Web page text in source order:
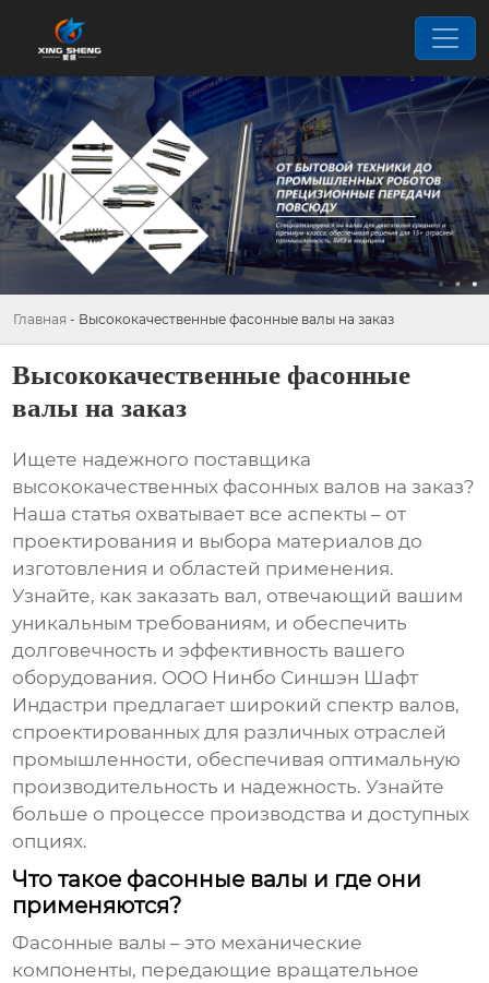
Главная - Высококачественные фасонные валы на заказ
Высококачественные фасонные
валы на заказ
Ищете надежного поставщика
высококачественных фасонных валов на заказ?
Наша статья охватывает все аспекты – от
проектирования и выбора материалов до
изготовления и областей применения.
Узнайте, как заказать вал, отвечающий вашим
уникальным требованиям, и обеспечить
долговечность и эффективность вашего
оборудования. ООО Нинбо Синшэн Шафт
Индастри предлагает широкий спектр валов,
спроектированных для различных отраслей
промышленности, обеспечивая оптимальную
производительность и надежность. Узнайте
больше о процессе производства и доступных
опциях.
Что такое фасонные валы и где они
применяются?
Фасонные валы – это механические
компоненты, передающие вращательное